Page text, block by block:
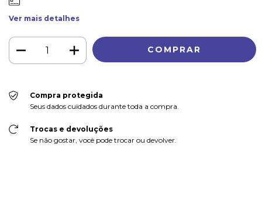
Ver mais detalhes
Compra protegida
Seus dados cuidados durante toda a compra.
Trocas e devoluções
Se não gostar, você pode trocar ou devolver.